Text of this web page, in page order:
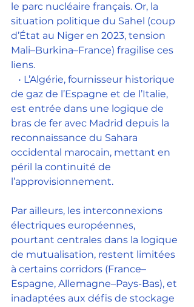
le parc nucléaire français. Or, la
situation politique du Sahel (coup
d’État au Niger en 2023, tension
Mali–Burkina–France) fragilise ces
liens.
de gaz de l’Espagne et de l’Italie,
est entrée dans une logique de
bras de fer avec Madrid depuis la
reconnaissance du Sahara
occidental marocain, mettant en
péril la continuité de
l’approvisionnement.
Par ailleurs, les interconnexions
électriques européennes,
pourtant centrales dans la logique
de mutualisation, restent limitées
à certains corridors (France–
Espagne, Allemagne–Pays-Bas), et
inadaptées aux défis de stockage